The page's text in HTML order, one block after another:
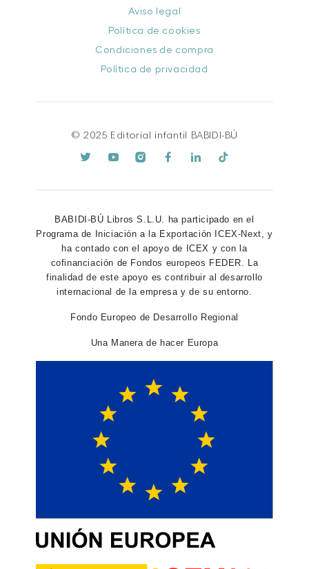
Aviso legal
Política de cookies
Condiciones de compra
Política de privacidad
© 2025 Editorial infantil BABIDI-BÚ
BABIDI-BÚ Libros S.L.U. ha participado en el
Programa de Iniciación a la Exportación ICEX-Next, y
ha contado con el apoyo de ICEX y con la
cofinanciación de Fondos europeos FEDER. La
finalidad de este apoyo es contribuir al desarrollo
internacional de la empresa y de su entorno.
Fondo Europeo de Desarrollo Regional
Una Manera de hacer Europa